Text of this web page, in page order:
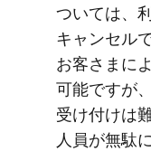
ついては、​​
キャンセル
お客さまに​​
可能ですが
受け付けは​​
人員が​​無駄